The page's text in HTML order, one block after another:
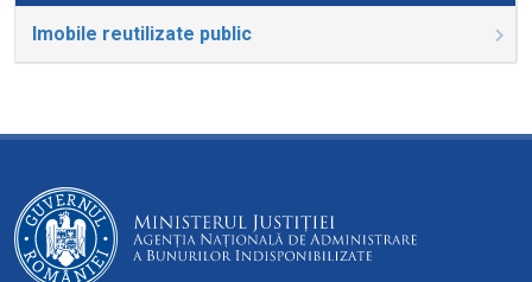
Imobile reutilizate public